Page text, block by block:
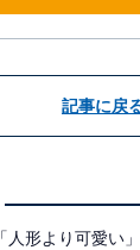
記事に戻
「人形より可愛い